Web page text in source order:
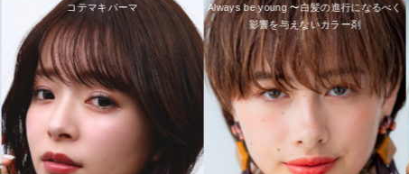
コテマキパーマ
Always be young 〜白髪の進行になるべく
影響を与えないカラー剤